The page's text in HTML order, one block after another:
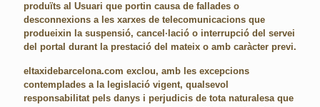
produïts al Usuari que portin causa de fallades o
desconnexions a les xarxes de telecomunicacions que
produeixin la suspensió, cancel·lació o interrupció del servei
del portal durant la prestació del mateix o amb caràcter previ.
eltaxidebarcelona.com exclou, amb les excepcions
contemplades a la legislació vigent, qualsevol
responsabilitat pels danys i perjudicis de tota naturalesa que